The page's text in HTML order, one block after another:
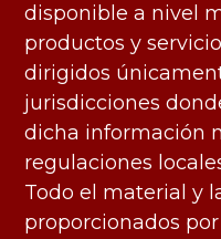
disponible a nivel
productos y
dirigidos
jurisdicciones
dicha información
regulaciones
Todo el material y
proporcionados por